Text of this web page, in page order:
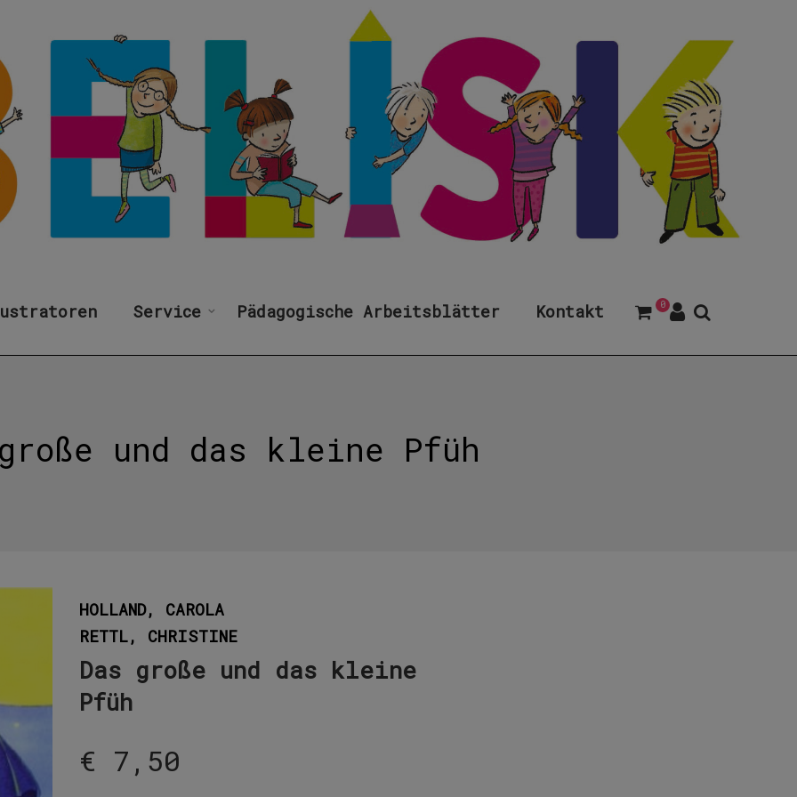
Service Pädagogische Arbeitsblätter Kontakt 0
und das kleine Pfüh
HOLLAND, CAROLA
RETTL, CHRISTINE
Das große und das kleine
Pfüh
€ 7,50